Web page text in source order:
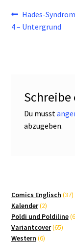
Vorheriger
Beitrag:
Hades-
4 – Untergrund
Du musst
abzugeben.
Comics Englisch 3737
Kalender 22
Produkte
Poldi und Poldiline 6
Variantcover 6565
Western 66